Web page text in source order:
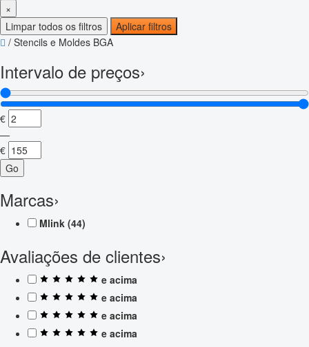
×
Limpar todos os filtros
Aplicar filtros
/ Stencils e Moldes BGA
Intervalo de preços›
€
—
€
Go
Marcas›
Mlink (44)
Avaliações de clientes›
e acima
e acima
e acima
e acima